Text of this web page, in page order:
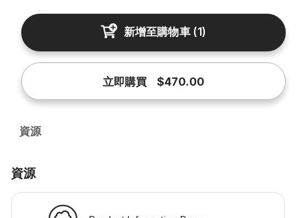
新增至購物車(1)
立即購買 $470.00
資源
資源